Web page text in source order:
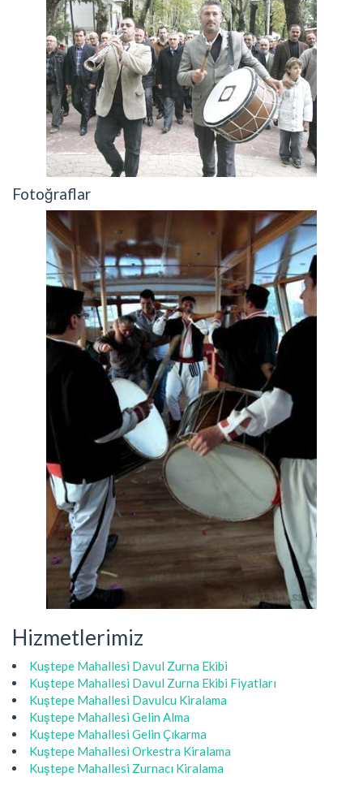
Fotoğraflar
Hizmetlerimiz
Kuştepe Mahallesi Davul Zurna Ekibi
Kuştepe Mahallesi Davul Zurna Ekibi Fiyatları
Kuştepe Mahallesi Davulcu Kiralama
Kuştepe Mahallesi Gelin Alma
Kuştepe Mahallesi Gelin Çıkarma
Kuştepe Mahallesi Orkestra Kiralama
Kuştepe Mahallesi Zurnacı Kiralama